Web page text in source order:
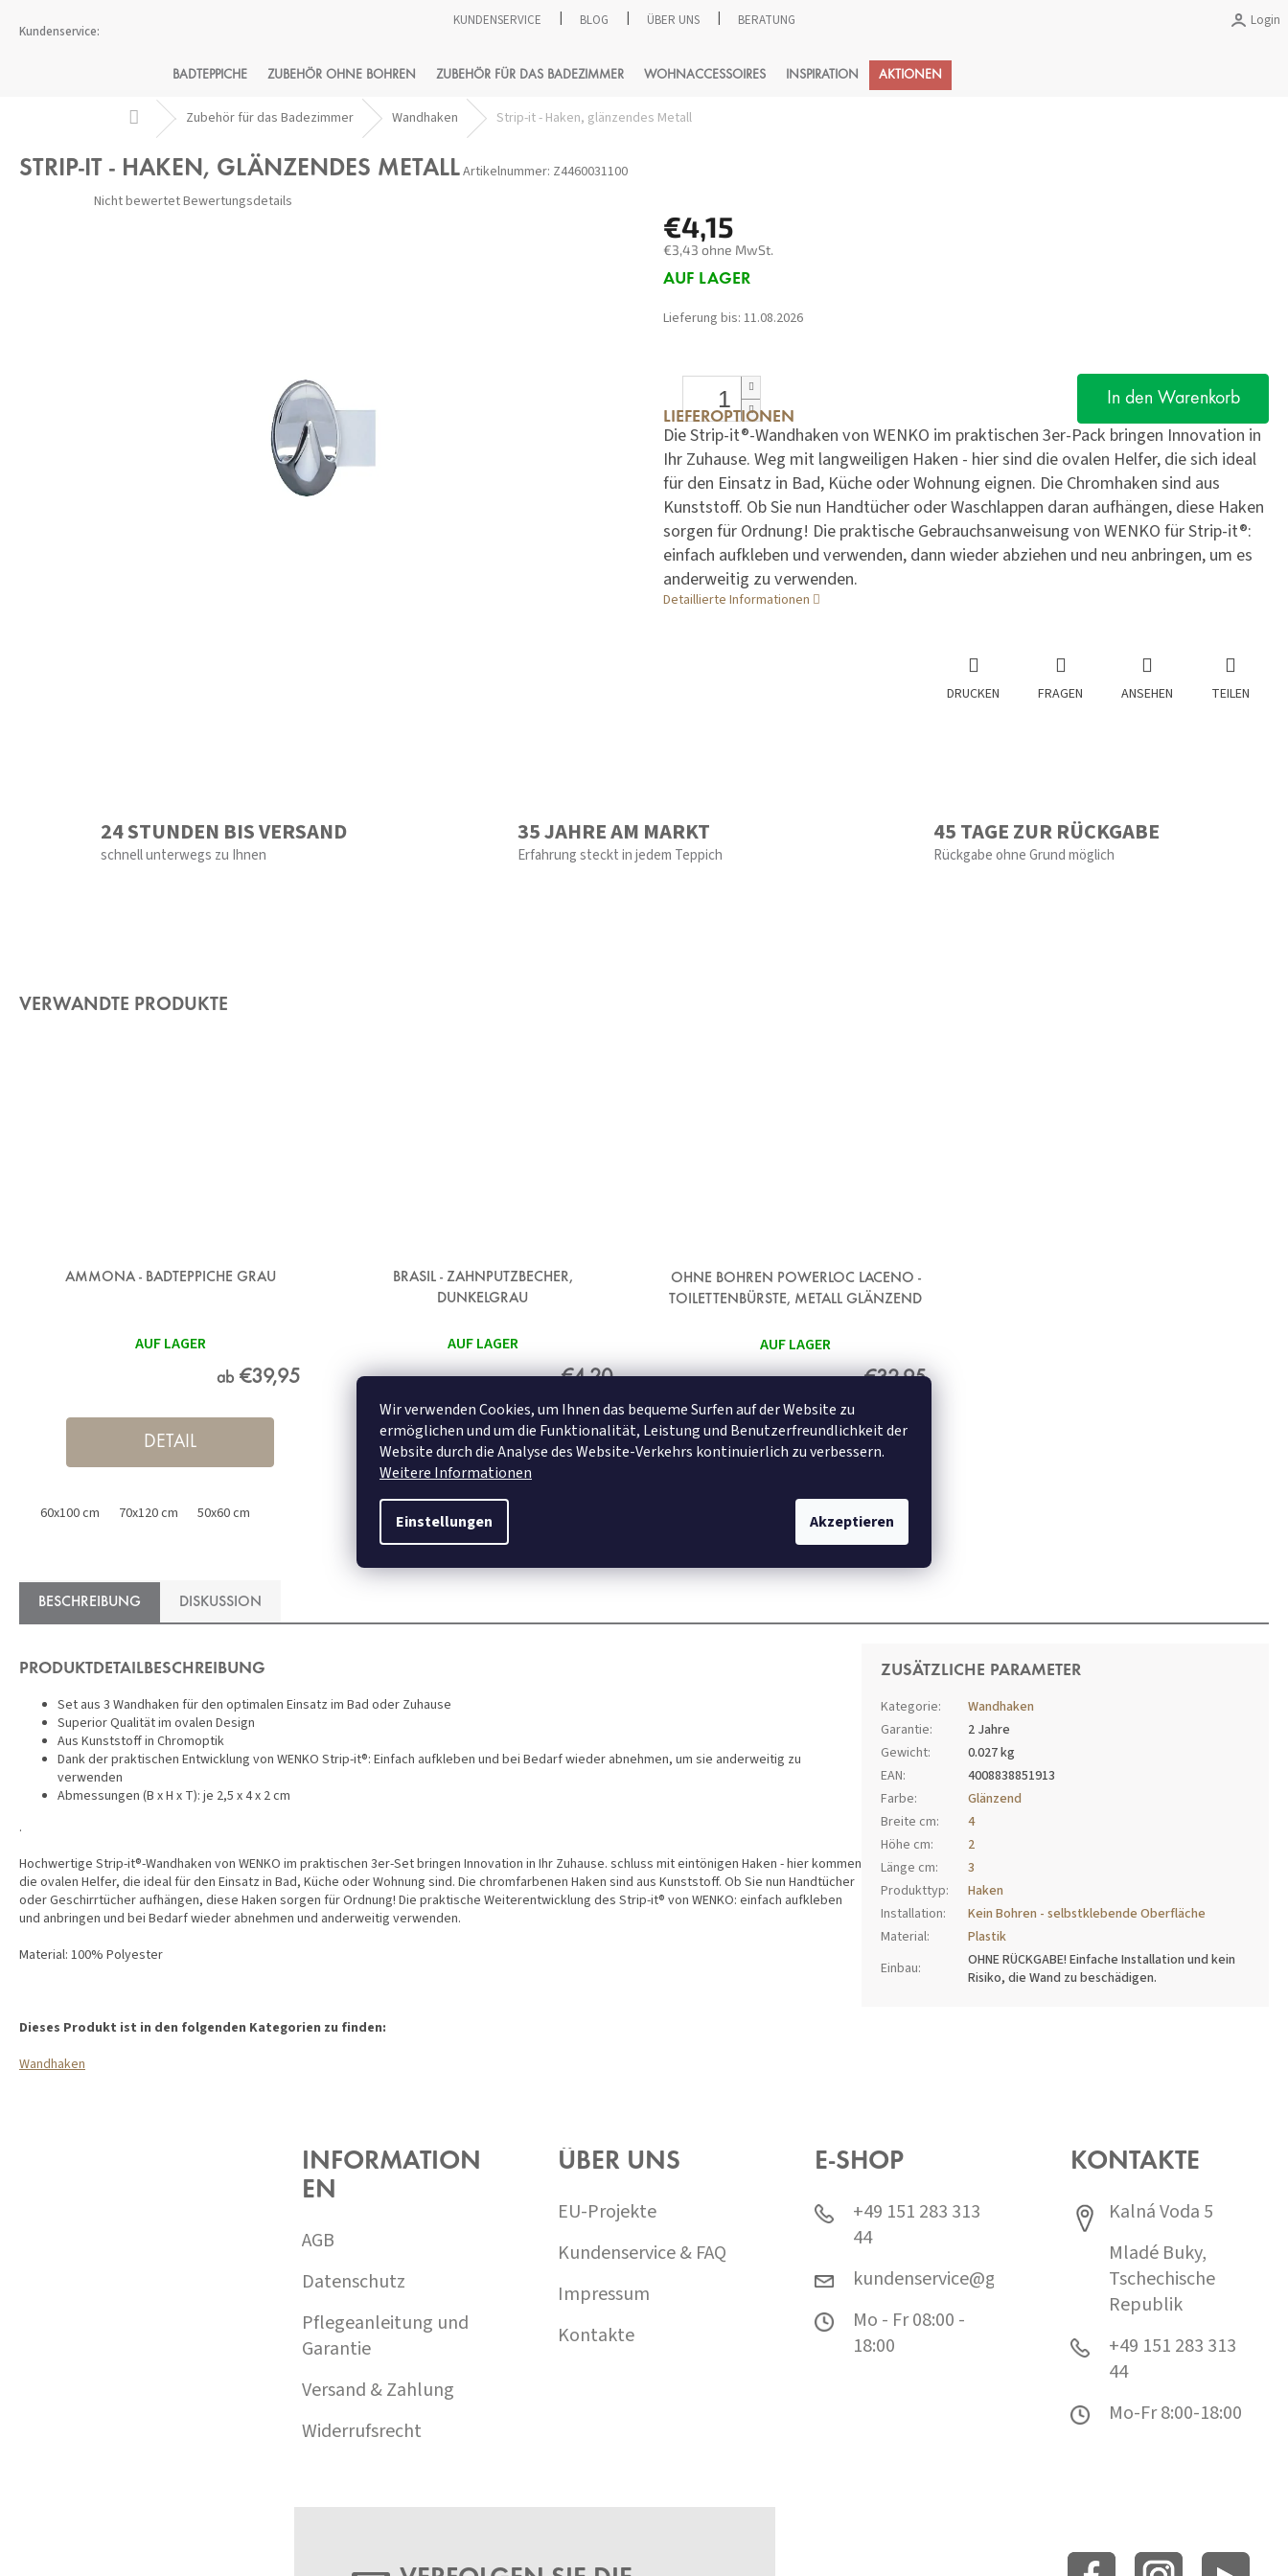
Wir verwenden Cookies, um Ihnen das bequeme Surfen auf der Website zu
ermöglichen und um die Funktionalität, Leistung und Benutzerfreundlichkeit der
Website durch die Analyse des Website-Verkehrs kontinuierlich zu verbessern.
Weitere Informationen
Einstellungen Akzeptieren
Inhalt
KUNDENSERVICE BLOG ÜBER UNS BERATUNG Login
Warenkorb
BADTEPPICHE ZUBEHÖR OHNE BOHREN ZUBEHÖR FÜR DAS BADEZIMMER WOHNACCESSOIRES INSPIRATION AKTIONEN
StartseiteZubehör für das Badezimmer Wandhaken Strip-it - Haken, glänzendes Metall
STRIP-IT - HAKEN, GLÄNZENDES METALLArtikelnummer: Z4460031100
Die
durchschnittliche
Nicht bewertetBewertungsdetails
€4,15
€3,43 ohne MwSt.
Verkaufspreis:
AUF LAGER
Lieferung bis: 11.08.2026
LIEFEROPTIONEN
In den Warenkorb
Die Strip-it®-Wandhaken von WENKO im praktischen 3er-Pack bringen Innovation in
Ihr Zuhause. Weg mit langweiligen Haken - hier sind die ovalen Helfer, die sich ideal
für den Einsatz in Bad, Küche oder Wohnung eignen. Die Chromhaken sind aus
Kunststoff. Ob Sie nun Handtücher oder Waschlappen daran aufhängen, diese Haken
sorgen für Ordnung! Die praktische Gebrauchsanweisung von WENKO für Strip-it®:
einfach aufkleben und verwenden, dann wieder abziehen und neu anbringen, um es
anderweitig zu verwenden.
Detaillierte Informationen
DRUCKEN FRAGEN ANSEHEN TEILEN
24 STUNDEN BIS VERSAND
schnell unterwegs zu Ihnen
35 JAHRE AM MARKT
Erfahrung steckt in jedem Teppich
45 TAGE ZUR RÜCKGABE
Rückgabe ohne Grund möglich
VERWANDTE PRODUKTE
AMMONA - BADTEPPICHE GRAU
AUF LAGER
ab €39,95
DETAIL
60x100 cm 70x120 cm 50x60 cm
BRASIL - ZAHNPUTZBECHER,
DUNKELGRAU
AUF LAGER
€4,20
DETAIL
OHNE BOHREN POWERLOC LACENO -
TOILETTENBÜRSTE, METALL GLÄNZEND
AUF LAGER
€32,95
DETAIL
BESCHREIBUNG DISKUSSION
PRODUKTDETAILBESCHREIBUNG
Set aus 3 Wandhaken für den optimalen Einsatz im Bad oder Zuhause
Superior Qualität im ovalen Design
Aus Kunststoff in Chromoptik
Dank der praktischen Entwicklung von WENKO Strip-it®: Einfach aufkleben und bei Bedarf wieder abnehmen, um sie anderweitig zu
verwenden
Abmessungen (B x H x T): je 2,5 x 4 x 2 cm
.
Hochwertige Strip-it®-Wandhaken von WENKO im praktischen 3er-Set bringen Innovation in Ihr Zuhause. schluss mit eintönigen Haken - hier kommen
die ovalen Helfer, die ideal für den Einsatz in Bad, Küche oder Wohnung sind. Die chromfarbenen Haken sind aus Kunststoff. Ob Sie nun Handtücher
oder Geschirrtücher aufhängen, diese Haken sorgen für Ordnung! Die praktische Weiterentwicklung des Strip-it® von WENKO: einfach aufkleben
und anbringen und bei Bedarf wieder abnehmen und anderweitig verwenden.
Material: 100% Polyester
Dieses Produkt ist in den folgenden Kategorien zu finden:
Wandhaken
ZUSÄTZLICHE PARAMETER
Kategorie:
Wandhaken
Garantie:
2 Jahre
Gewicht:
0.027 kg
EAN:
4008838851913
Farbe:
Glänzend
Breite cm:
4
Höhe cm:
2
Länge cm:
3
Produkttyp:
Haken
Installation:
Kein Bohren - selbstklebende Oberfläche
Material:
Plastik
Einbau:
OHNE RÜCKGABE! Einfache Installation und kein
Risiko, die Wand zu beschädigen.
INFORMATION
EN
AGB
Datenschutz
Pflegeanleitung und
Garantie
Versand & Zahlung
Widerrufsrecht
ÜBER UNS
EU-Projekte
Kundenservice & FAQ
Impressum
Kontakte
E-SHOP
+49 151 283 313
44
kundenservice@grund.cz
Mo - Fr 08:00 -
18:00
KONTAKTE
Kalná Voda 5
Mladé Buky,
Tschechische
Republik
+49 151 283 313
44
Mo-Fr 8:00-18:00